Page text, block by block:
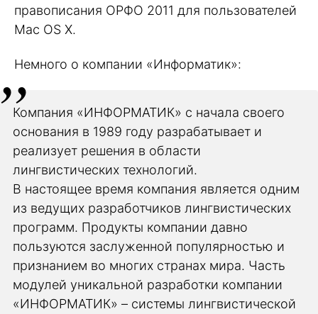
правописания ОРФО 2011 для пользователей
Mac OS X.
Немного о компании «Информатик»:
Компания «ИНФОРМАТИК» с начала своего
основания в 1989 году разрабатывает и
реализует решения в области
лингвистических технологий.
В настоящее время компания является одним
из ведущих разработчиков лингвистических
программ. Продукты компании давно
пользуются заслуженной популярностью и
признанием во многих странах мира. Часть
модулей уникальной разработки компании
«ИНФОРМАТИК» – системы лингвистической